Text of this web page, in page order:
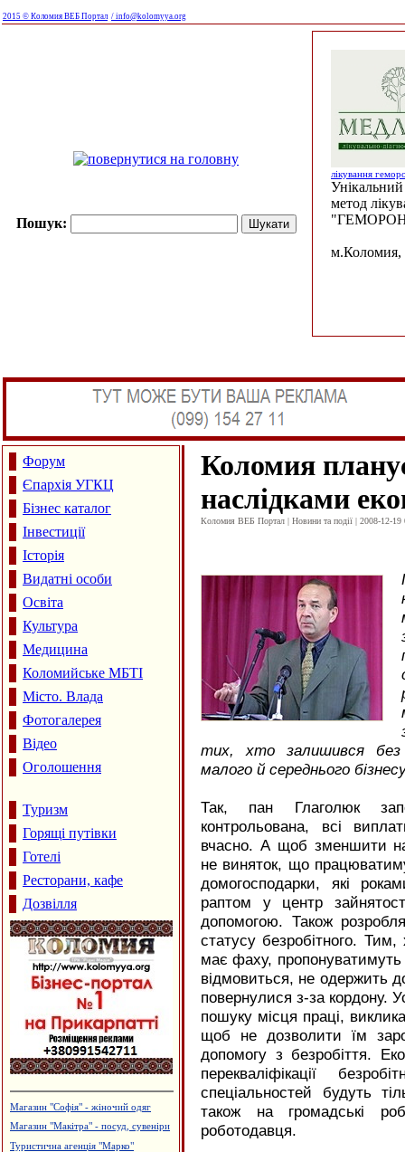
2015 © Коломия ВЕБ Портал / info@kolomyya.org
Пошук:
лікування
Унікальний
метод
м.Коломия,
Форум
Єпархія УГКЦ
Бізнес каталог
Інвестиції
Історія
Видатні особи
Освіта
Культура
Медицина
Коломийське МБТІ
Місто. Влада
Фотогалерея
Відео
Оголошення
Туризм
Горящі путівки
Готелі
Ресторани, кафе
Дозвілля
Магазин "Софія" - жіночий одяг
Магазин "Макітра" - посуд, сувеніри
Туристична агенція "Марко"
Коломия
наслідками
Коломия ВЕБ Портал | Новини та події | 2008-12-19
тих, хто залишився
малого й середнього
Так, пан Глаголюк
контрольована, всі
вчасно. А щоб зменшити
не виняток, що
домогосподарки, які
раптом у центр
допомогою. Також
статусу безробітного.
має фаху, пропонуватимуть
відмовиться, не одержить
повернулися з-за кордону.
пошуку місця праці,
щоб не дозволити їм
допомогу з безробіття.
перекваліфікації
спеціальностей будуть
також на громадські
роботодавця.